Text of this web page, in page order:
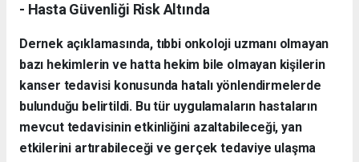
- Hasta Güvenliği Risk Altında
Dernek açıklamasında, tıbbi onkoloji uzmanı olmayan
bazı hekimlerin ve hatta hekim bile olmayan kişilerin
kanser tedavisi konusunda hatalı yönlendirmelerde
bulunduğu belirtildi. Bu tür uygulamaların hastaların
mevcut tedavisinin etkinliğini azaltabileceği, yan
etkilerini artırabileceği ve gerçek tedaviye ulaşma